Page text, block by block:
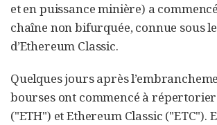
et en puissance minière) a
chaîne non bifurquée, connue sous
d’Ethereum Classic.
Quelques jours après
bourses ont commencé à
("ETH") et Ethereum Classic ("ETC").